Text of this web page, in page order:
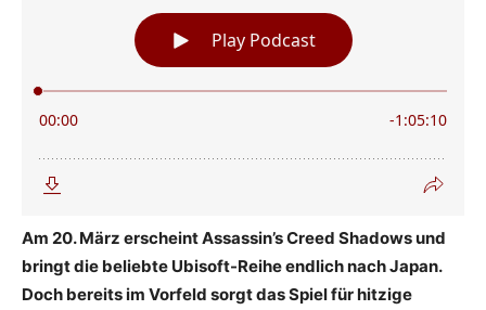
Am 20. März erscheint Assassin’s Creed Shadows und
bringt die beliebte Ubisoft-Reihe endlich nach Japan.
Doch bereits im Vorfeld sorgt das Spiel für hitzige